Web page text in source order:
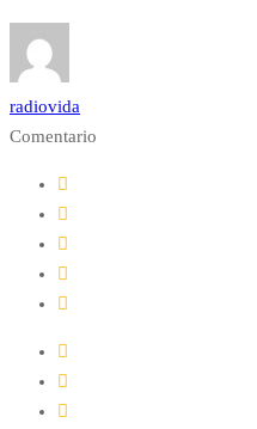
radiovida
Comentario